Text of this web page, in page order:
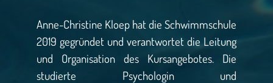
Anne-Christine Kloep hat die Schwimmschule
2019 gegründet und verantwortet die Leitung
und Organisation des Kursangebotes. Die
studierte Psychologin und